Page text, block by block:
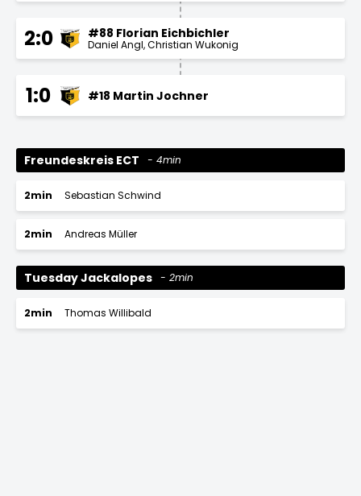
2:0 #88 Florian Eichbichler
Daniel Angl Christian Wukonig
1:0 #18 Martin Jochner
Freundeskreis ECT 4min
2min Sebastian Schwind
2min Andreas Müller
Tuesday Jackalopes 2min
2min Thomas Willibald